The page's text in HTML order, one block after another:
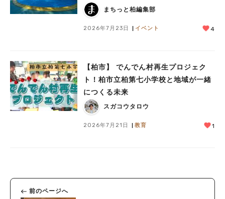
まちっと柏編集部
2026年7月23日 イベント 4
【柏市】 でんでん村再生プロジェク
ト！柏市立柏第七小学校と地域が一緒
につくる未来
スガコウタロウ
2026年7月21日 教育 1
前のページへ